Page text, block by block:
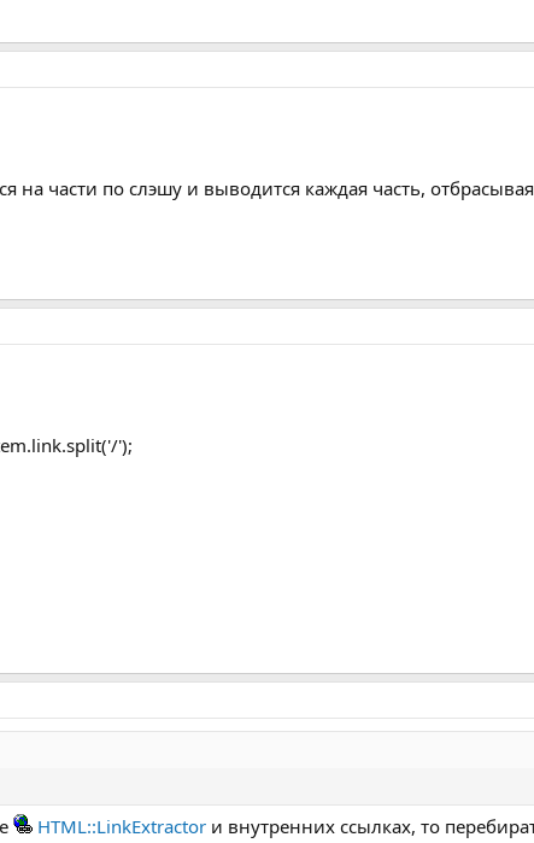
на части по слэшу и выводится каждая часть,
');
HTML::LinkExtractor и внутренних ссылках, то